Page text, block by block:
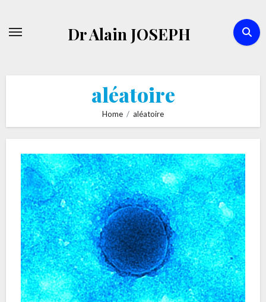
Dr Alain JOSEPH
aléatoire
Home aléatoire